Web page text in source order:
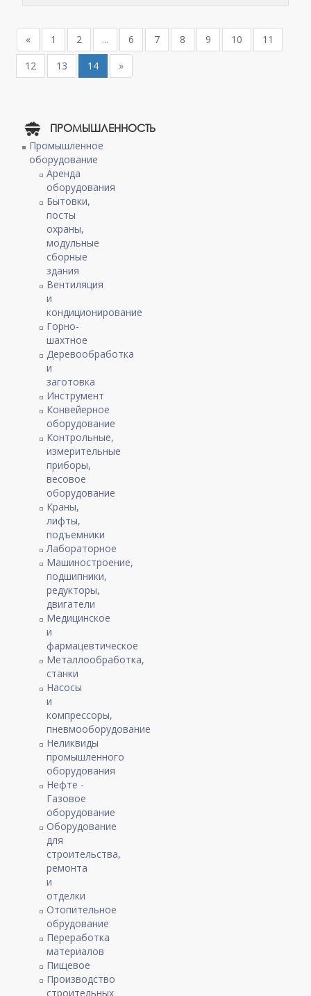
« 1 2 ... 6 7 8 9 10
11
12
13 14 »
ПРОМЫШЛЕННОСТЬ
Промышленное
оборудование
Аренда
оборудования
Бытовки,
посты
охраны,
модульные
сборные
здания
Вентиляция
и
кондиционирование
Горно-
шахтное
Деревообработка
и
заготовка
Инструмент
Конвейерное
оборудование
Контрольные,
измерительные
приборы,
весовое
оборудование
Краны,
лифты,
подъемники
Лабораторное
Машиностроение,
подшипники,
редукторы,
двигатели
Медицинское
и
фармацевтическое
Металлообработка,
станки
Насосы
и
компрессоры,
пневмооборудование
Неликвиды
промышленного
оборудования
Нефте -
Газовое
оборудование
Оборудование
для
строительства,
ремонта
и
отделки
Отопительное
обрудование
Переработка
материалов
Пищевое
Производство
строительных